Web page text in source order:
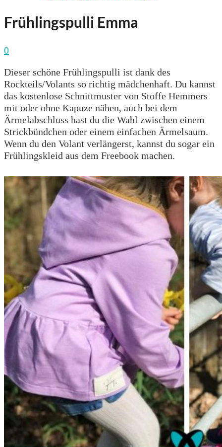
Frühlingspulli Emma
0
Dieser schöne Frühlingspulli ist dank des
Rockteils/Volants so richtig mädchenhaft. Du kannst
das kostenlose Schnittmuster von Stoffe Hemmers
mit oder ohne Kapuze nähen, auch bei dem
Ärmelabschluss hast du die Wahl zwischen einem
Strickbündchen oder einem einfachen Ärmelsaum.
Wenn du den Volant verlängerst, kannst du sogar ein
Frühlingskleid aus dem Freebook machen.